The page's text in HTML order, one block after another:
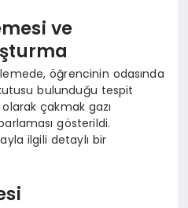
ve
öğrencinin odasında
bulunduğu tespit
çakmak gazı
gösterildi.
ilgili detaylı bir